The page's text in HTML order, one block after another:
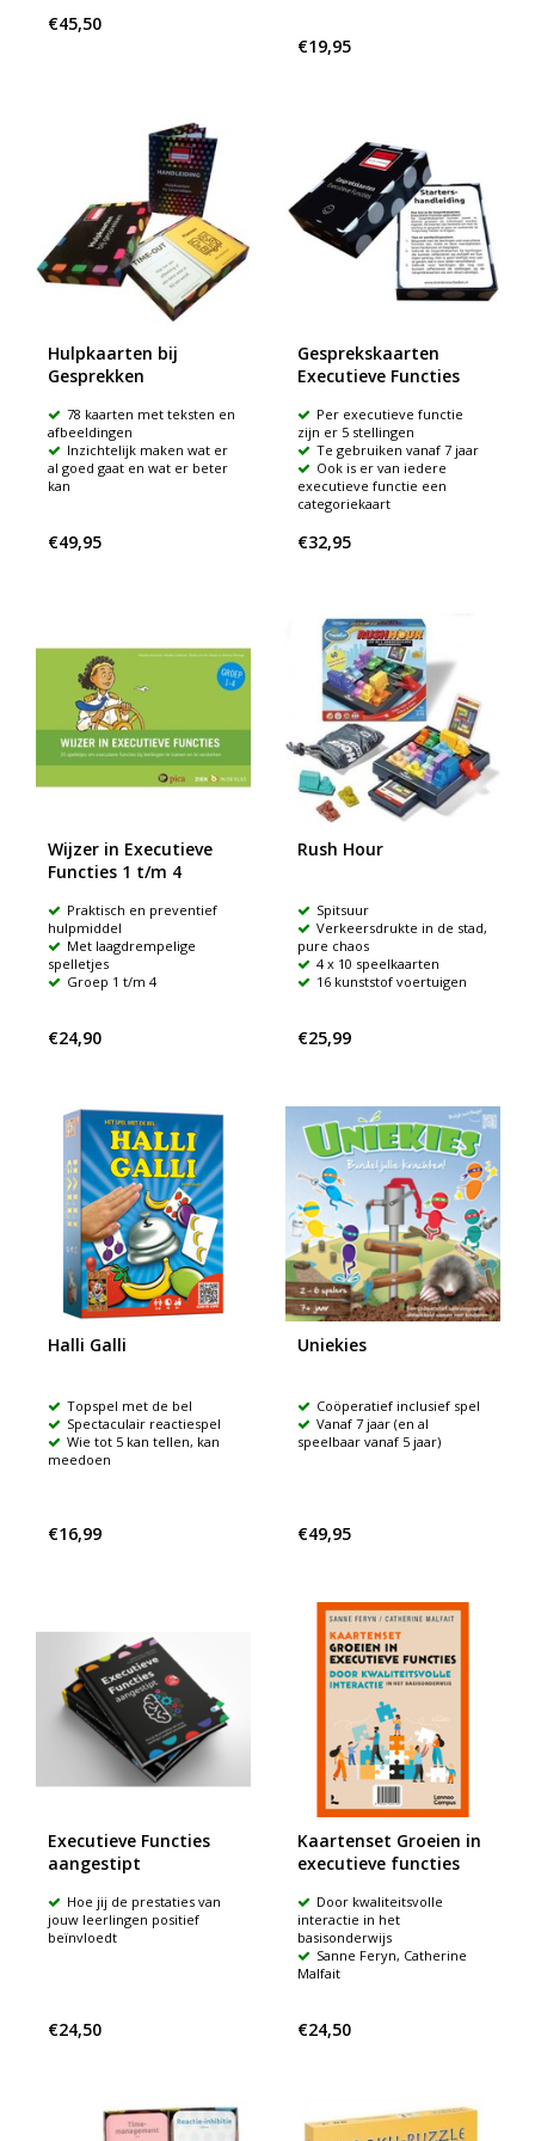
€45,50
€19,95
Hulpkaarten bij
Gesprekken
78 kaarten met teksten en
afbeeldingen
Inzichtelijk maken wat er
al goed gaat en wat er beter
kan
€49,95
Gesprekskaarten
Executieve Functies
Per executieve functie
zijn er 5 stellingen
Te gebruiken vanaf 7 jaar
Ook is er van iedere
executieve functie een
categoriekaart
€32,95
Wijzer in Executieve
Functies 1 t/m 4
Praktisch en preventief
hulpmiddel
Met laagdrempelige
spelletjes
Groep 1 t/m 4
€24,90
Rush Hour
Spitsuur
Verkeersdrukte in de stad,
pure chaos
4 x 10 speelkaarten
16 kunststof voertuigen
€25,99
Halli Galli
Topspel met de bel
Spectaculair reactiespel
Wie tot 5 kan tellen, kan
meedoen
€16,99
Uniekies
Coöperatief inclusief spel
Vanaf 7 jaar (en al
speelbaar vanaf 5 jaar)
€49,95
Executieve Functies
aangestipt
Hoe jij de prestaties van
jouw leerlingen positief
beïnvloedt
€24,50
Kaartenset Groeien in
executieve functies
Door kwaliteitsvolle
interactie in het
basisonderwijs
Sanne Feryn, Catherine
Malfait
€24,50